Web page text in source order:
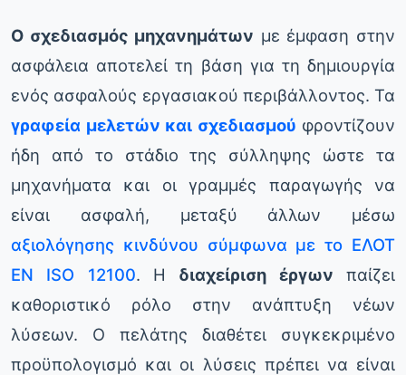
Ο σχεδιασμός μηχανημάτων με έμφαση στην
ασφάλεια αποτελεί τη βάση για τη δημιουργία
ενός ασφαλούς εργασιακού περιβάλλοντος. Τα
γραφεία μελετών και σχεδιασμού φροντίζουν
ήδη από το στάδιο της σύλληψης ώστε τα
μηχανήματα και οι γραμμές παραγωγής να
είναι ασφαλή, μεταξύ άλλων μέσω
αξιολόγησης κινδύνου σύμφωνα με το ΕΛΟΤ
EN ISO 12100. Η διαχείριση έργων παίζει
καθοριστικό ρόλο στην ανάπτυξη νέων
λύσεων. Ο πελάτης διαθέτει συγκεκριμένο
προϋπολογισμό και οι λύσεις πρέπει να είναι